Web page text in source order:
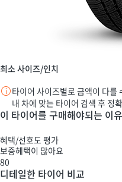
최소 사이즈/인치
타이어 사이즈별로 금액이 다를
내 차에 맞는 타이어 검색 후 정
이 타이어를 구매해야되는 이
혜택/선호도 평가
보증혜택이 많아요
80
디테일한 타이어 비교